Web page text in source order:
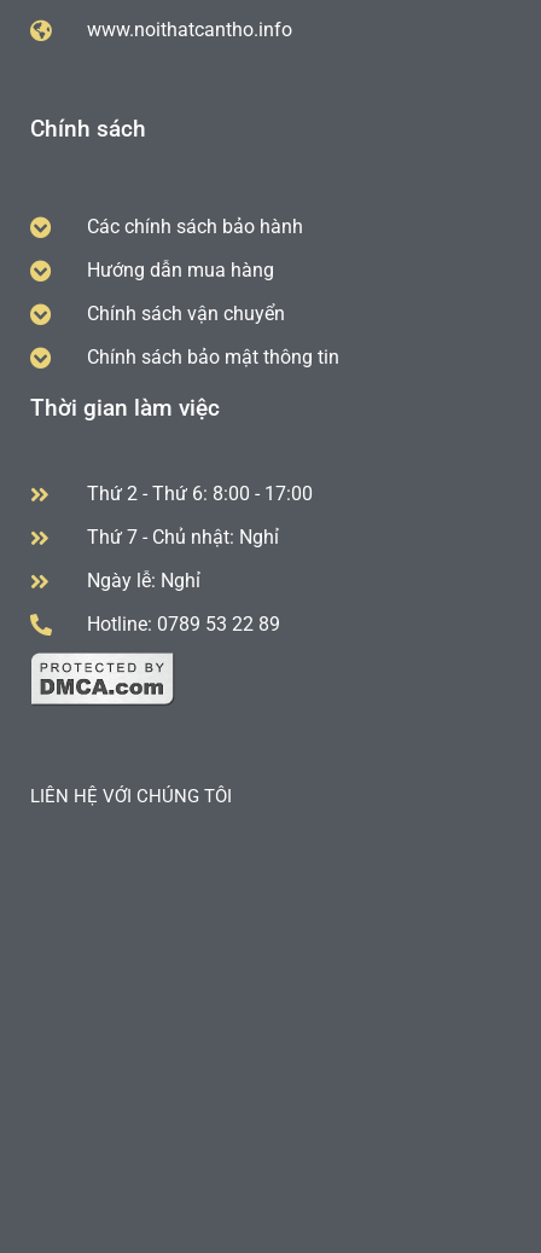
www.noithatcantho.info
Chính sách
Các chính sách bảo hành
Hướng dẫn mua hàng
Chính sách vận chuyển
Chính sách bảo mật thông tin
Thời gian làm việc
Thứ 2 - Thứ 6: 8:00 - 17:00
Thứ 7 - Chủ nhật: Nghỉ
Ngày lễ: Nghỉ
Hotline: 0789 53 22 89
LIÊN HỆ VỚI CHÚNG TÔI